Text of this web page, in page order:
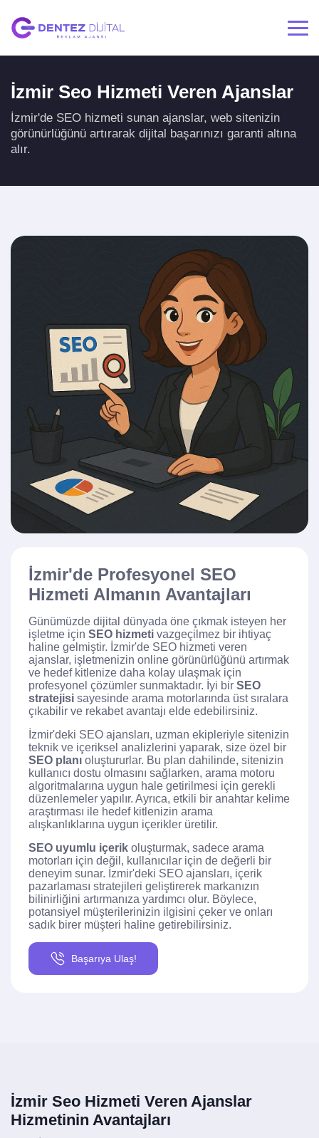
İzmir Seo Hizmeti Veren Ajanslar
İzmir'de SEO hizmeti sunan ajanslar, web sitenizin
görünürlüğünü artırarak dijital başarınızı garanti altına
alır.
İzmir'de Profesyonel SEO
Hizmeti Almanın Avantajları
Günümüzde dijital dünyada öne çıkmak isteyen her
işletme için SEO hizmeti vazgeçilmez bir ihtiyaç
haline gelmiştir. İzmir'de SEO hizmeti veren
ajanslar, işletmenizin online görünürlüğünü artırmak
ve hedef kitlenize daha kolay ulaşmak için
profesyonel çözümler sunmaktadır. İyi bir SEO
stratejisi sayesinde arama motorlarında üst sıralara
çıkabilir ve rekabet avantajı elde edebilirsiniz.
İzmir'deki SEO ajansları, uzman ekipleriyle sitenizin
teknik ve içeriksel analizlerini yaparak, size özel bir
SEO planı oluştururlar. Bu plan dahilinde, sitenizin
kullanıcı dostu olmasını sağlarken, arama motoru
algoritmalarına uygun hale getirilmesi için gerekli
düzenlemeler yapılır. Ayrıca, etkili bir anahtar kelime
araştırması ile hedef kitlenizin arama
alışkanlıklarına uygun içerikler üretilir.
SEO uyumlu içerik oluşturmak, sadece arama
motorları için değil, kullanıcılar için de değerli bir
deneyim sunar. İzmir'deki SEO ajansları, içerik
pazarlaması stratejileri geliştirerek markanızın
bilinirliğini artırmanıza yardımcı olur. Böylece,
potansiyel müşterilerinizin ilgisini çeker ve onları
sadık birer müşteri haline getirebilirsiniz.
Başarıya Ulaş!
İzmir Seo Hizmeti Veren Ajanslar
Hizmetinin Avantajları